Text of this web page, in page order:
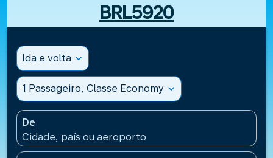
BRL5920
Ida e volta expand_more
1 Passageiro, Classe Economy expand_more
De
Cidade, país ou aeroporto